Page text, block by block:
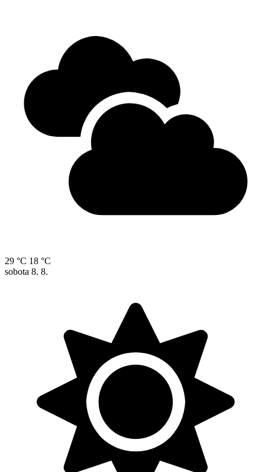
29 °C 18 °C
sobota 8. 8.